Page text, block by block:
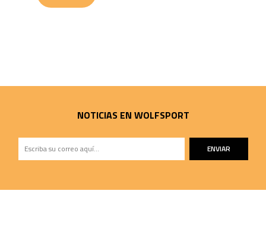
NOTICIAS EN WOLFSPORT
ENVIAR